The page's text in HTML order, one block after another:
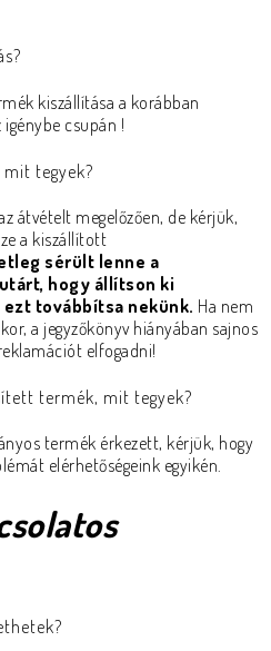
kiszállítása a korábban
csupán !
tegyek?
átvételt megelőzően, de kérjük,
a kiszállított
sérült lenne a
hogy állítson ki
továbbítsa nekünk. Ha nem
a jegyzőkönyv hiányában sajnos
elfogadni!
termék, mit tegyek?
termék érkezett, kérjük, hogy
elérhetőségeink egyikén.